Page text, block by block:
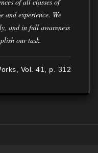
of all classes of
and experience. We
and in full awareness
our task.
Vol. 41, p. 312